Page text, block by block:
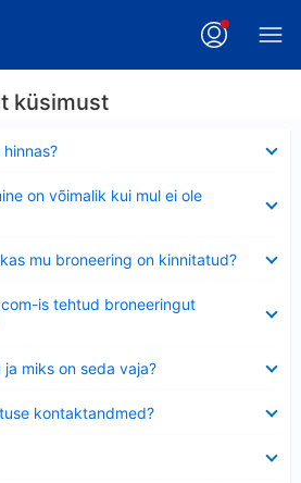
küsimust
on võimalik kui mul ei ole
mu broneering on kinnitatud?
is tehtud broneeringut
miks on seda vaja?
kontaktandmed?